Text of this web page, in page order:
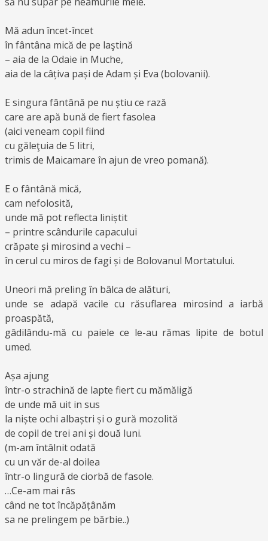
Mă adun încet-încet
în fântâna mică de pe laştină
– aia de la Odaie in Muche,
aia de la câțiva pași de Adam și Eva (bolovanii).
E singura fântână pe nu știu ce rază
care are apă bună de fiert fasolea
(aici veneam copil fiind
cu găleţuia de 5 litri,
trimis de Maicamare în ajun de vreo pomană).
E o fântână mică,
cam nefolosită,
unde mă pot reflecta liniștit
– printre scândurile capacului
crăpate și mirosind a vechi –
în cerul cu miros de fagi și de Bolovanul Mortatului.
Uneori mă preling în bâlca de alături,
unde se adapă vacile cu răsuflarea mirosind a iarbă
proaspătă,
gâdilându-mă cu paiele ce le-au rămas lipite de botul
umed.
Așa ajung
într-o strachină de lapte fiert cu mămăligă
de unde mă uit in sus
la niște ochi albaștri și o gură mozolită
de copil de trei ani și două luni.
(m-am întâlnit odată
cu un văr de-al doilea
într-o lingură de ciorbă de fasole.
…Ce-am mai râs
când ne tot încăpățânăm
sa ne prelingem pe bărbie..)